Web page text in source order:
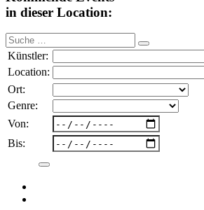
in dieser Location:
Suche
nach:
Künstler:
Location:
Ort:
Genre:
Von:
Bis: